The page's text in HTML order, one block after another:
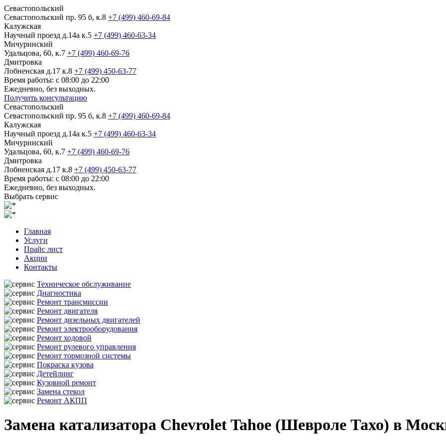
Севастопольский
Севастопольский пр. 95 б, к.8 +7 (499) 460-69-84
Калужская
Научный проезд д.14а к.5 +7 (499) 460-63-34
Мичуринский
Удальцова, 60, к.7 +7 (499) 460-69-76
Дмитровка
Лобненская д.17 к.8 +7 (499) 450-63-77
Время работы: с 08:00 до 22:00
Ежедневно, без выходных.
Получить консультацию
Севастопольский
Севастопольский пр. 95 б, к.8 +7 (499) 460-69-84
Калужская
Научный проезд д.14а к.5 +7 (499) 460-63-34
Мичуринский
Удальцова, 60, к.7 +7 (499) 460-69-76
Дмитровка
Лобненская д.17 к.8 +7 (499) 450-63-77
Время работы: с 08:00 до 22:00
Ежедневно, без выходных.
Выбрать сервис
Главная
Услуги
Прайс лист
Акции
Контакты
Техническое обслуживание
Диагностика
Ремонт трансмиссии
Ремонт двигателя
Ремонт дизельных двигателей
Ремонт электрооборудования
Ремонт ходовой
Ремонт рулевого управления
Ремонт тормозной системы
Покраска кузова
Детейлинг
Кузовной ремонт
Замена стекол
Ремонт АКПП
Замена катализатора Chevrolet Tahoe (Шевроле Тахо) в